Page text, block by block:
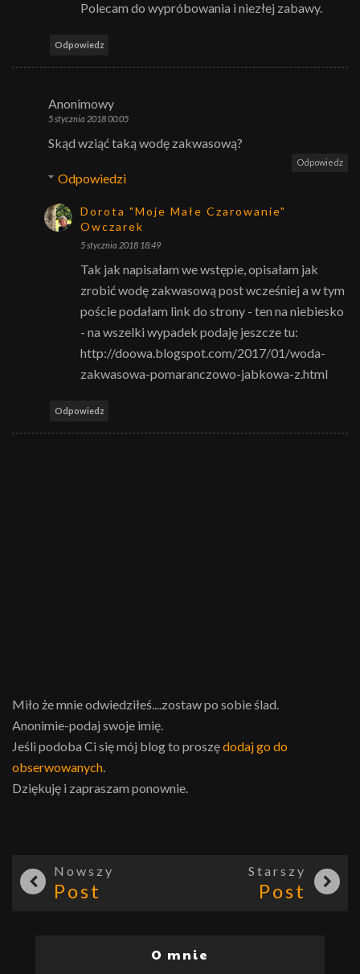
Polecam do wypróbowania i niezłej zabawy.
Odpowiedz
Anonimowy
5 stycznia 2018 00:05
Skąd wziąć taką wodę zakwasową?
Odpowiedz
Odpowiedzi
Dorota "Moje Małe Czarowanie"
Owczarek
5 stycznia 2018 18:49
Tak jak napisałam we wstępie, opisałam jak
zrobić wodę zakwasową post wcześniej a w tym
poście podałam link do strony - ten na niebiesko
- na wszelki wypadek podaję jeszcze tu:
http://doowa.blogspot.com/2017/01/woda-
zakwasowa-pomaranczowo-jabkowa-z.html
Odpowiedz
Miło że mnie odwiedziłeś....zostaw po sobie ślad.
Anonimie-podaj swoje imię.
Jeśli podoba Ci się mój blog to proszędodaj go do
obserwowanych
Dziękuję i zapraszam ponownie.
Nowszy
Post
Starszy
Post
O mnie